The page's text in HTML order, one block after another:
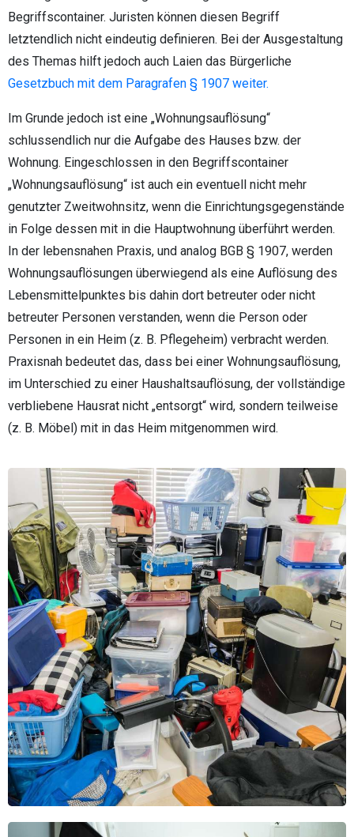
Begriffscontainer. Juristen können diesen Begriff
letztendlich nicht eindeutig definieren. Bei der Ausgestaltung
des Themas hilft jedoch auch Laien das Bürgerliche
Gesetzbuch mit dem Paragrafen § 1907 weiter.
Im Grunde jedoch ist eine „Wohnungsauflösung“
schlussendlich nur die Aufgabe des Hauses bzw. der
Wohnung. Eingeschlossen in den Begriffscontainer
„Wohnungsauflösung“ ist auch ein eventuell nicht mehr
genutzter Zweitwohnsitz, wenn die Einrichtungsgegenstände
in Folge dessen mit in die Hauptwohnung überführt werden.
In der lebensnahen Praxis, und analog BGB § 1907, werden
Wohnungsauflösungen überwiegend als eine Auflösung des
Lebensmittelpunktes bis dahin dort betreuter oder nicht
betreuter Personen verstanden, wenn die Person oder
Personen in ein Heim (z. B. Pflegeheim) verbracht werden.
Praxisnah bedeutet das, dass bei einer Wohnungsauflösung,
im Unterschied zu einer Haushaltsauflösung, der vollständige
verbliebene Hausrat nicht „entsorgt“ wird, sondern teilweise
(z. B. Möbel) mit in das Heim mitgenommen wird.